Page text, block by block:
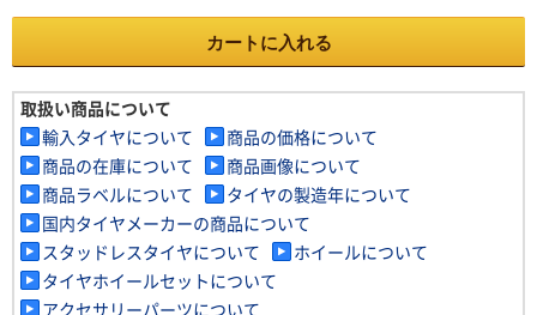
カートに入れる
取扱い商品について
輸入タイヤについて
商品の価格について
商品の在庫について
商品画像について
商品ラベルについて
タイヤの製造年について
国内タイヤメーカーの商品について
スタッドレスタイヤについて
ホイールについて
タイヤホイールセットについて
アクセサリーパーツについて